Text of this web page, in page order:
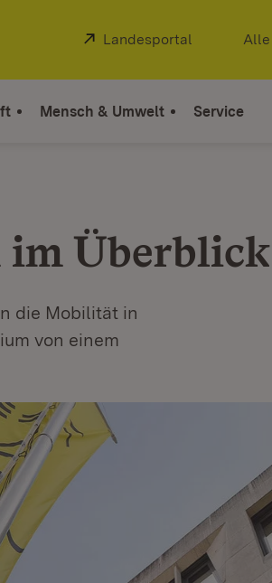
Extern:
Landesportal (Öffnet in
Mensch & Umwelt Service
im Überblick
die Mobilität in
von einem